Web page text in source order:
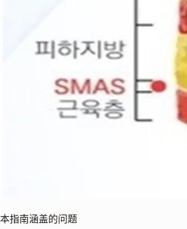
本指南涵盖的问题